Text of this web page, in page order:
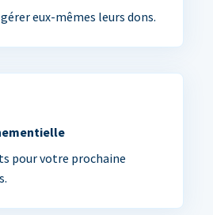
eux-mêmes leurs dons.
pour votre prochaine